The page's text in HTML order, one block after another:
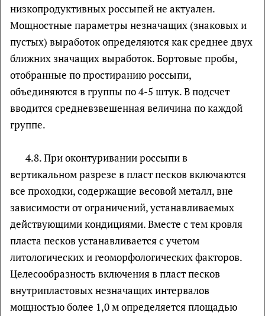
низкопродуктивных россыпей не актуален.
Мощностные параметры незначащих (знаковых и
пустых) выработок определяются как среднее двух
ближних значащих выработок. Бортовые пробы,
отобранные по простиранию россыпи,
объединяются в группы по 4-5 штук. В подсчет
вводится средневзвешенная величина по каждой
группе.
4.8. При оконтуривании россыпи в
вертикальном разрезе в пласт песков включаются
все проходки, содержащие весовой металл, вне
зависимости от ограничений, устанавливаемых
действующими кондициями. Вместе с тем кровля
пласта песков устанавливается с учетом
литологических и геоморфологических факторов.
Целесообразность включения в пласт песков
внутрипластовых незначащих интервалов
мощностью более 1,0 м определяется площадью